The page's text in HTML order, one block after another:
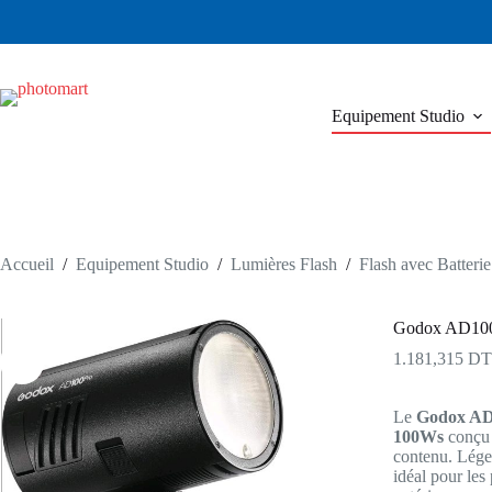
contenu
Equipement Studio
Accueil / Equipement Studio / Lumières Flash / Flash avec Batterie
Godox
1.181,315 DT
Le Godox
100Wsconçu
contenu.
idéal pour les